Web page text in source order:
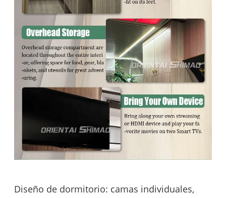
Diseño de dormitorio: camas individuales,